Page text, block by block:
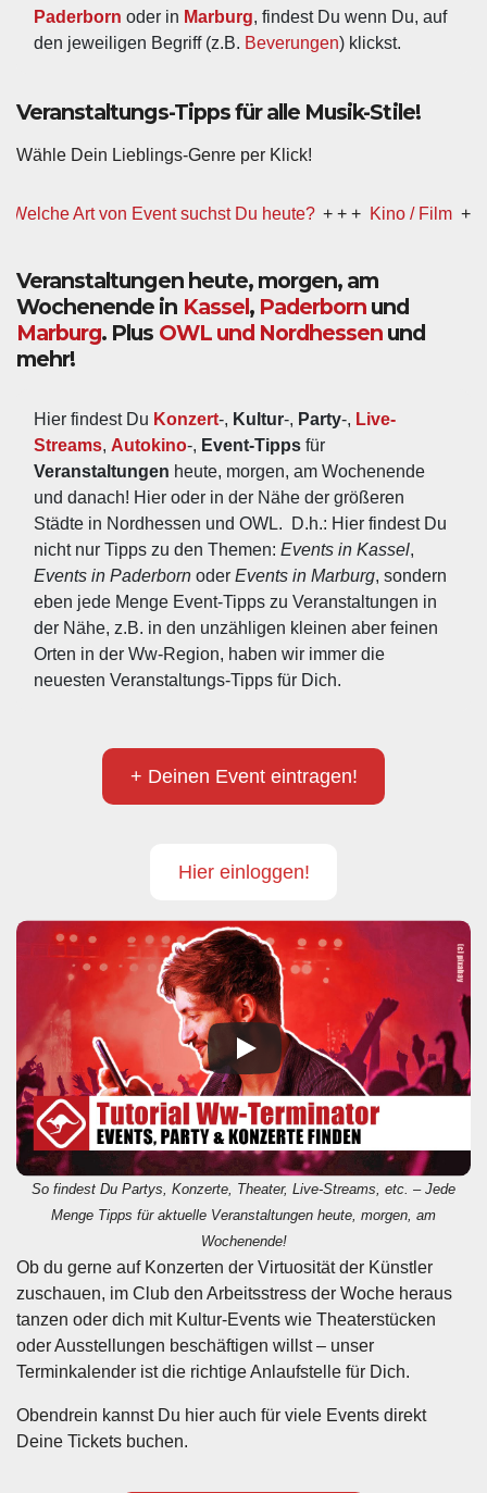
Paderborn oder in Marburg, findest Du wenn Du, auf
den jeweiligen Begriff (z.B. Beverungen) klickst.
Veranstaltungs-Tipps für alle Musik-Stile!
Wähle Dein Lieblings-Genre per Klick!
Art von Event suchst Du heute? + + + Kino / Film + + +
Veranstaltungen heute, morgen, am
Wochenende in Kassel , Paderborn und
Marburg. Plus OWL und Nordhessen und
mehr!
Hier findest Du Konzert-, Kultur-, Party-, Live-
Streams, Autokino-, Event-Tipps
Veranstaltungen heute, morgen, am Wochenende
und danach! Hier oder in der Nähe der größeren
Städte in Nordhessen und OWL.  D.h.: Hier findest Du
nicht nur Tipps zu den Themen: Events in Kassel
Events in Paderborn oder Events in Marburg, sondern
eben jede Menge Event-Tipps zu Veranstaltungen in
der Nähe, z.B. in den unzähligen kleinen aber feinen
Orten in der Ww-Region, haben wir immer die
neuesten Veranstaltungs-Tipps für Dich.
+ Deinen Event eintragen!
Hier einloggen!
So findest Du Partys, Konzerte, Theater, Live-Streams, etc. – Jede
Menge Tipps für aktuelle Veranstaltungen heute, morgen, am
Wochenende!
Ob du gerne auf Konzerten der Virtuosität der Künstler
zuschauen, im Club den Arbeitsstress der Woche heraus
tanzen oder dich mit Kultur-Events wie Theaterstücken
oder Ausstellungen beschäftigen willst – unser
Terminkalender ist die richtige Anlaufstelle für Dich.
Obendrein kannst Du hier auch für viele Events direkt
Deine Tickets buchen.